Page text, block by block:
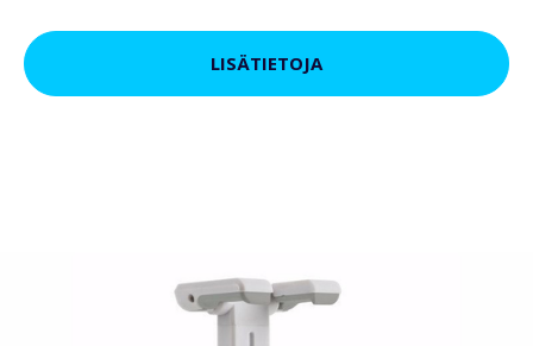
LISÄTIETOJA